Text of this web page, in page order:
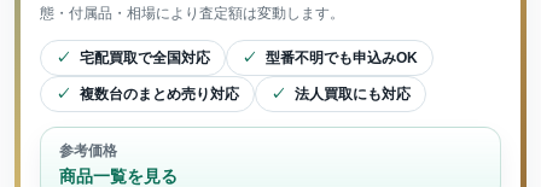
態・付属品・相場により査定額は変動します。
宅配買取で全国対応 型番不明でも申込みOK
複数台のまとめ売り対応 法人買取にも対応
参考価格
商品一覧を見る